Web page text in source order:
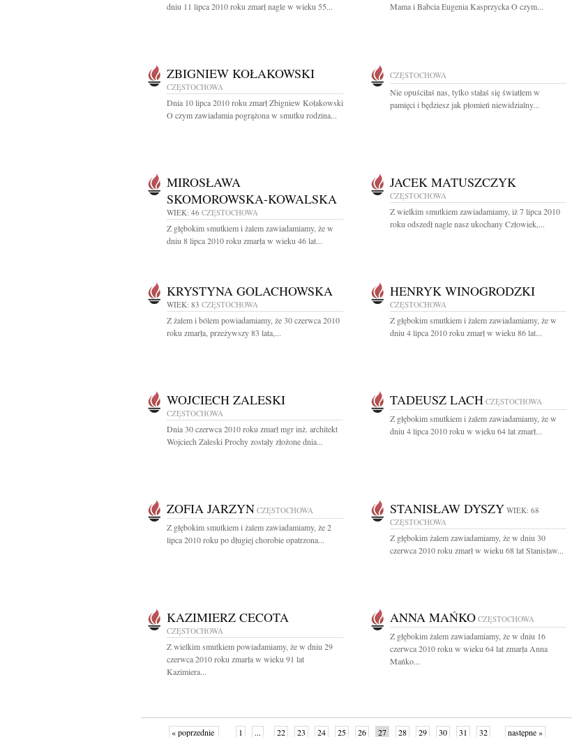
dniu 11 lipca 2010 roku zmarł nagle w wieku 55...
Mama i Babcia Eugenia Kasprzycka O czym...
ZBIGNIEW KOŁAKOWSKI
CZĘSTOCHOWA
Dnia 10 lipca 2010 roku zmarł Zbigniew Kołakowski
O czym zawiadamia pogrążona w smutku rodzina...
CZĘSTOCHOWA
Nie opuściłaś nas, tylko stałaś się światłem w
pamięci i będziesz jak płomień niewidzialny...
MIROSŁAWA
SKOMOROWSKA-KOWALSKA
WIEK: 46 CZĘSTOCHOWA
Z głębokim smutkiem i żalem zawiadamiamy, że w
dniu 8 lipca 2010 roku zmarła w wieku 46 lat...
JACEK MATUSZCZYK
CZĘSTOCHOWA
Z wielkim smutkiem zawiadamiamy, iż 7 lipca 2010
roku odszedł nagle nasz ukochany Człowiek,...
KRYSTYNA GOLACHOWSKA
WIEK: 83 CZĘSTOCHOWA
Z żalem i bólem powiadamiamy, że 30 czerwca 2010
roku zmarła, przeżywszy 83 lata,...
HENRYK WINOGRODZKI
CZĘSTOCHOWA
Z głębokim smutkiem i żalem zawiadamiamy, że w
dniu 4 lipca 2010 roku zmarł w wieku 86 lat...
WOJCIECH ZALESKI
CZĘSTOCHOWA
Dnia 30 czerwca 2010 roku zmarł mgr inż. architekt
Wojciech Zaleski Prochy zostały złożone dnia...
TADEUSZ LACH CZĘSTOCHOWA
Z głębokim smutkiem i żalem zawiadamiamy, że w
dniu 4 lipca 2010 roku w wieku 64 lat zmarł...
ZOFIA JARZYN CZĘSTOCHOWA
Z głębokim smutkiem i żalem zawiadamiamy, że 2
lipca 2010 roku po długiej chorobie opatrzona...
STANISŁAW DYSZY WIEK: 68
CZĘSTOCHOWA
Z głębokim żalem zawiadamiamy, że w dniu 30
czerwca 2010 roku zmarł w wieku 68 lat Stanisław...
KAZIMIERZ CECOTA
CZĘSTOCHOWA
Z wielkim smutkiem powiadamiamy, że w dniu 29
czerwca 2010 roku zmarła w wieku 91 lat
Kazimiera...
ANNA MAŃKO CZĘSTOCHOWA
Z głębokim żalem zawiadamiamy, że w dniu 16
czerwca 2010 roku w wieku 64 lat zmarła Anna
Mańko...
« poprzednie 1 ... 22 23 24 25 26 27 28 29 30 31 32 następne »